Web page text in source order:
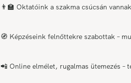
👨‍🏫 Oktatóink a szakma csúcsán
🧭 Képzéseink felnőttekre szabottak –
📲 Online elmélet, rugalmas ütemezés –